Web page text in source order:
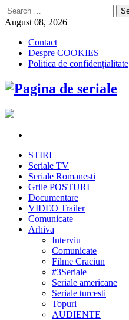
Search
for:
August 08, 2026
Contact
Despre COOKIES
Politica de confidențialitate
STIRI
Seriale TV
Seriale Romanesti
Grile POSTURI
Documentare
VIDEO Trailer
Comunicate
Arhiva
Interviu
Comunicate
Filme Craciun
#3Seriale
Seriale americane
Seriale turcesti
Topuri
AUDIENTE